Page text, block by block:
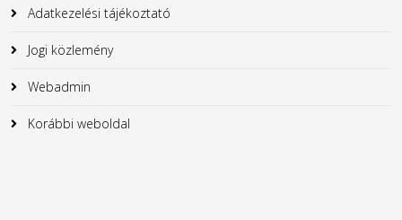
Adatkezelési tájékoztató
Jogi közlemény
Webadmin
Korábbi weboldal